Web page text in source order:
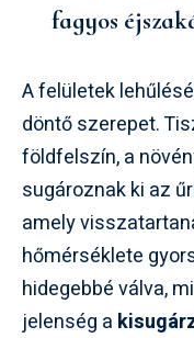
fagyos
A felületek
döntő szerepet.
földfelszín, a
sugároznak ki az
amely
hőmérséklete
hidegebbé válva,
jelenség a